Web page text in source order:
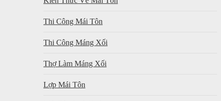
Thi Công Mái Tôn
Thi Công Máng Xối
Thợ Làm Máng Xối
Lợp Mái Tôn